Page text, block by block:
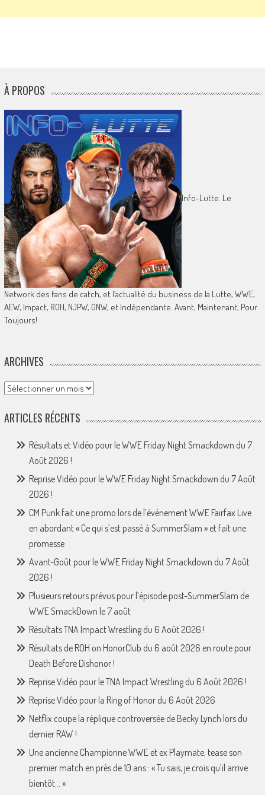
À PROPOS
Info-Lutte. Le
Network des fans de catch, et l’actualité du business de la Lutte, WWE,
AEW, Impact, ROH, NJPW, GNW, et Indépendante. Avant, Maintenant, Pour
Toujours!
ARCHIVES
Archives
ARTICLES RÉCENTS
Résultats et Vidéo pour le WWE Friday Night Smackdown du 7
Août 2026 !
Reprise Vidéo pour le WWE Friday Night Smackdown du 7 Août
2026 !
CM Punk fait une promo lors de l’événement WWE Fairfax Live
en abordant « Ce qui s’est passé à SummerSlam » et fait une
promesse
Avant-Goût pour le WWE Friday Night Smackdown du 7 Août
2026 !
Plusieurs retours prévus pour l’épisode post-SummerSlam de
WWE SmackDown le 7 août
Résultats TNA Impact Wrestling du 6 Août 2026 !
Résultats de ROH on HonorClub du 6 août 2026 en route pour
Death Before Dishonor !
Reprise Vidéo pour le TNA Impact Wrestling du 6 Août 2026 !
Reprise Vidéo pour la Ring of Honor du 6 Août 2026
Netflix coupe la réplique controversée de Becky Lynch lors du
dernier RAW !
Une ancienne Championne WWE et ex Playmate, tease son
premier match en près de 10 ans : « Tu sais, je crois qu’il arrive
bientôt… »